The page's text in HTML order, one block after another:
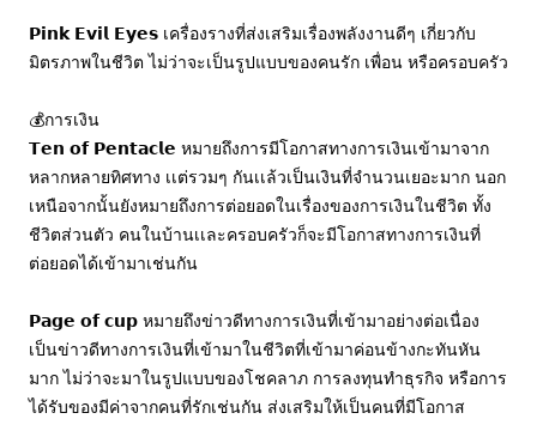
𝗣𝗶𝗻𝗸 𝗘𝘃𝗶𝗹 𝗘𝘆𝗲𝘀 เครื่องรางที่ส่งเสริมเรื่องพลังงานดีๆ เกี่ยวกับ
มิตรภาพในชีวิต ไม่ว่าจะเป็นรูปแบบของคนรัก เพื่อน หรือครอบครัว
💰การเงิน
𝗧𝗲𝗻 𝗼𝗳 𝗣𝗲𝗻𝘁𝗮𝗰𝗹𝗲 หมายถึงการมีโอกาสทางการเงินเข้ามาจาก
หลากหลายทิศทาง เเต่รวมๆ กันเเล้วเป็นเงินที่จำนวนเยอะมาก นอก
เหนือจากนั้นยังหมายถึงการต่อยอดในเรื่องของการเงินในชีวิต ทั้ง
ชีวิตส่วนตัว คนในบ้านเเละครอบครัวก็จะมีโอกาสทางการเงินที่
ต่อยอดได้เข้ามาเช่นกัน
𝗣𝗮𝗴𝗲 𝗼𝗳 𝗰𝘂𝗽 หมายถึงข่าวดีทางการเงินที่เข้ามาอย่างต่อเนื่อง
เป็นข่าวดีทางการเงินที่เข้ามาในชีวิตที่เข้ามาค่อนข้างกะทันหัน
มาก ไม่ว่าจะมาในรูปแบบของโชคลาภ การลงทุนทำธุรกิจ หรือการ
ได้รับของมีค่าจากคนที่รักเช่นกัน ส่งเสริมให้เป็นคนที่มีโอกาส